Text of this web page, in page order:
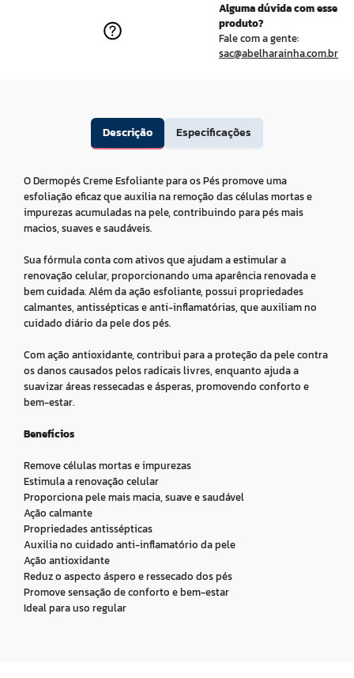
Alguma dúvida com esse
produto?
Fale com a gente:
sac@abelharainha.com.br
Descrição Especificações
O Dermopés Creme Esfoliante para os Pés promove uma
esfoliação eficaz que auxilia na remoção das células mortas e
impurezas acumuladas na pele, contribuindo para pés mais
macios, suaves e saudáveis.
Sua fórmula conta com ativos que ajudam a estimular a
renovação celular, proporcionando uma aparência renovada e
bem cuidada. Além da ação esfoliante, possui propriedades
calmantes, antissépticas e anti-inflamatórias, que auxiliam no
cuidado diário da pele dos pés.
Com ação antioxidante, contribui para a proteção da pele contra
os danos causados pelos radicais livres, enquanto ajuda a
suavizar áreas ressecadas e ásperas, promovendo conforto e
bem-estar.
Benefícios
Remove células mortas e impurezas
Estimula a renovação celular
Proporciona pele mais macia, suave e saudável
Ação calmante
Propriedades antissépticas
Auxilia no cuidado anti-inflamatório da pele
Ação antioxidante
Reduz o aspecto áspero e ressecado dos pés
Promove sensação de conforto e bem-estar
Ideal para uso regular